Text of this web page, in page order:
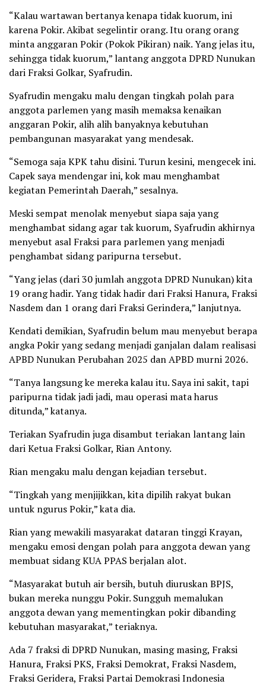
“Kalau wartawan bertanya kenapa tidak kuorum, ini
karena Pokir. Akibat segelintir orang. Itu orang orang
minta anggaran Pokir (Pokok Pikiran) naik. Yang jelas itu,
sehingga tidak kuorum,” lantang anggota DPRD Nunukan
dari Fraksi Golkar, Syafrudin.
Syafrudin mengaku malu dengan tingkah polah para
anggota parlemen yang masih memaksa kenaikan
anggaran Pokir, alih alih banyaknya kebutuhan
pembangunan masyarakat yang mendesak.
“Semoga saja KPK tahu disini. Turun kesini, mengecek ini.
Capek saya mendengar ini, kok mau menghambat
kegiatan Pemerintah Daerah,” sesalnya.
Meski sempat menolak menyebut siapa saja yang
menghambat sidang agar tak kuorum, Syafrudin akhirnya
menyebut asal Fraksi para parlemen yang menjadi
penghambat sidang paripurna tersebut.
“Yang jelas (dari 30 jumlah anggota DPRD Nunukan) kita
19 orang hadir. Yang tidak hadir dari Fraksi Hanura, Fraksi
Nasdem dan 1 orang dari Fraksi Gerindera,” lanjutnya.
Kendati demikian, Syafrudin belum mau menyebut berapa
angka Pokir yang sedang menjadi ganjalan dalam realisasi
APBD Nunukan Perubahan 2025 dan APBD murni 2026.
“Tanya langsung ke mereka kalau itu. Saya ini sakit, tapi
paripurna tidak jadi jadi, mau operasi mata harus
ditunda,” katanya.
Teriakan Syafrudin juga disambut teriakan lantang lain
dari Ketua Fraksi Golkar, Rian Antony.
Rian mengaku malu dengan kejadian tersebut.
“Tingkah yang menjijikkan, kita dipilih rakyat bukan
untuk ngurus Pokir,” kata dia.
Rian yang mewakili masyarakat dataran tinggi Krayan,
mengaku emosi dengan polah para anggota dewan yang
membuat sidang KUA PPAS berjalan alot.
“Masyarakat butuh air bersih, butuh diuruskan BPJS,
bukan mereka nunggu Pokir. Sungguh memalukan
anggota dewan yang mementingkan pokir dibanding
kebutuhan masyarakat,” teriaknya.
Ada 7 fraksi di DPRD Nunukan, masing masing, Fraksi
Hanura, Fraksi PKS, Fraksi Demokrat, Fraksi Nasdem,
Fraksi Geridera, Fraksi Partai Demokrasi Indonesia